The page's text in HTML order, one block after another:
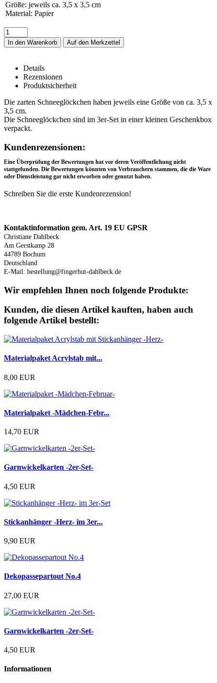
Größe: jeweils ca. 3,5 x 3,5 cm
Material: Papier
In den Warenkorb
Details
Rezensionen
Produktsicherheit
Filigrane Papier-Schneeglöckchen (3er-
Die zarten Schneeglöckchen haben jeweils eine Größe von ca. 3,5 x
3,5 cm.
Die Schneeglöckchen sind im 3er-Set in einer kleinen Geschenkbox
verpackt.
Rezensionen
Kundenrezensionen:
Eine Überprüfung der Bewertungen hat vor deren Veröffentlichung nicht
stattgefunden. Die Bewertungen könnten von Verbrauchern stammen, die die Ware
oder Dienstleistung gar nicht erworben oder genutzt haben.
Schreiben Sie die erste Kundenrezension!
Kontaktinformation gem. Art. 19 EU GPSR
Christiane Dahlbeck
Am Gerstkamp 28
44789 Bochum
Deutschland
E-Mail: bestellung@fingerhut-dahlbeck.de
Wir empfehlen Ihnen noch folgende Produkte:
Kunden, die diesen Artikel kauften, haben auch
folgende Artikel bestellt:
Materialpaket Acrylstab mit...
8,00 EUR
Materialpaket -Mädchen-Febr...
14,70 EUR
Garnwickelkarten -2er-Set-
4,50 EUR
Stickanhänger -Herz- im 3er...
9,90 EUR
Dekopassepartout No.4
27,00 EUR
Garnwickelkarten -2er-Set-
4,50 EUR
Informationen